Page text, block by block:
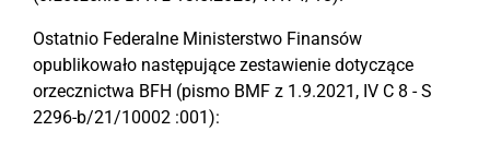
Ostatnio Federalne Ministerstwo Finansów
opublikowało następujące zestawienie dotyczące
orzecznictwa BFH (pismo BMF z 1.9.2021, IV C 8 - S
2296-b/21/10002 :001):